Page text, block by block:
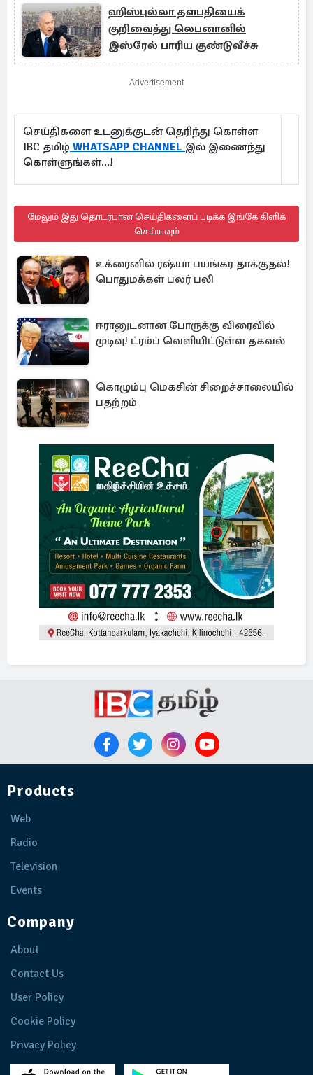
ஹிஸ்புல்லா தளபதியைக்
குறிவைத்து லெபனானில்
இஸ்ரேல் பாரிய குண்டுவீச்சு
Advertisement
செய்திகளை உடனுக்குடன் தெரிந்து கொள்ள
IBC தமிழ் WHATSAPP CHANNEL இல் இணைந்து
கொள்ளுங்கள்...!
மேலும் இது தொடர்பான செய்திகளைப் படிக்க இங்கே கிளிக்
செய்யவும்
உக்ரைனில் ரஷ்யா பயங்கர தாக்குதல்!
பொதுமக்கள் பலர் பலி
ஈரானுடனான போருக்கு விரைவில்
முடிவு! ட்ரம்ப் வெளியிட்டுள்ள தகவல்
கொழும்பு மெகசின் சிறைச்சாலையில்
பதற்றம்
Products
Web
Radio
Television
Events
Company
About
Contact Us
User Policy
Cookie Policy
Privacy Policy